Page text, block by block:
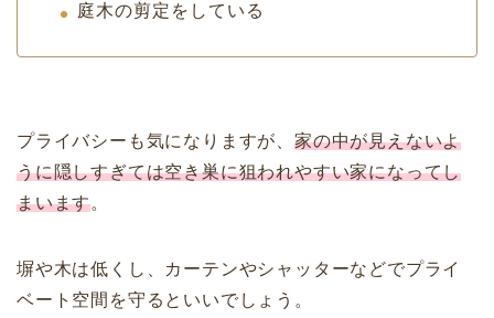
庭木の剪定をしている
プライバシーも気になりますが、家の中が見えないよ
うに隠しすぎては空き巣に狙われやすい家になってし
まいます。
塀や木は低くし、カーテンやシャッターなどでプライ
ベート空間を守るといいでしょう。